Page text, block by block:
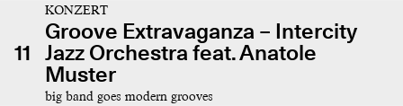
11
KONZERT
Groove Extravaganza – Intercity
Jazz Orchestra feat. Anatole
Muster
big band goes modern grooves